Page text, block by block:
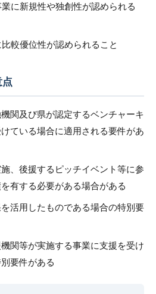
に新規性や独創性が認められる
較優位性が認められること
関及び県が認定するベンチャーキ
ている場合に適用される要件があ
、後援するピッチイベント等に参
有する必要がある場合がある
活用したものである場合の特別要
関等が実施する事業に支援を受け
要件がある